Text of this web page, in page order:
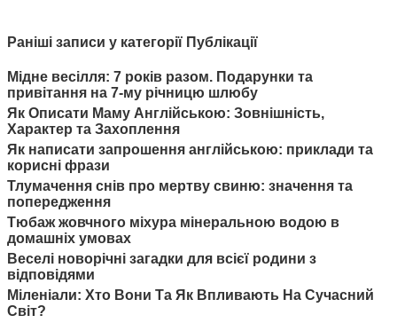
Раніші записи у категорії Публікації
Мідне весілля: 7 років разом. Подарунки та
привітання на 7-му річницю шлюбу
Як Описати Маму Англійською: Зовнішність,
Характер та Захоплення
Як написати запрошення англійською: приклади та
корисні фрази
Тлумачення снів про мертву свиню: значення та
попередження
Тюбаж жовчного міхура мінеральною водою в
домашніх умовах
Веселі новорічні загадки для всієї родини з
відповідями
Міленіали: Хто Вони Та Як Впливають На Сучасний
Світ?